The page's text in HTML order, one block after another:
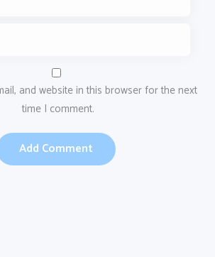
and website in this browser for the next
time I comment.